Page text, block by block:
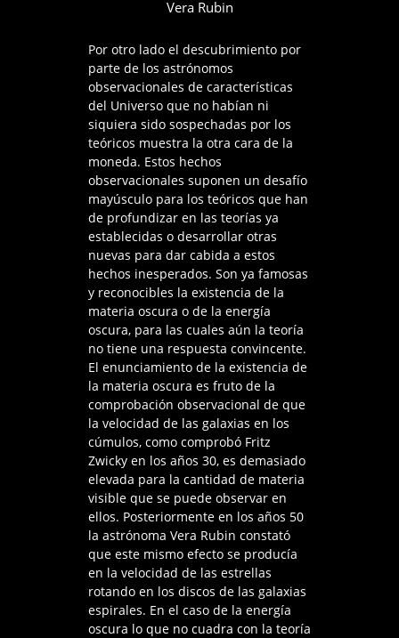
Vera Rubin
Por otro lado el descubrimiento por
parte de los astrónomos
observacionales de características
del Universo que no habían ni
siquiera sido sospechadas por los
teóricos muestra la otra cara de la
moneda. Estos hechos
observacionales suponen un desafío
mayúsculo para los teóricos que han
de profundizar en las teorías ya
establecidas o desarrollar otras
nuevas para dar cabida a estos
hechos inesperados. Son ya famosas
y reconocibles la existencia de la
materia oscura o de la energía
oscura, para las cuales aún la teoría
no tiene una respuesta convincente.
El enunciamiento de la existencia de
la materia oscura es fruto de la
comprobación observacional de que
la velocidad de las galaxias en los
cúmulos, como comprobó Fritz
Zwicky en los años 30, es demasiado
elevada para la cantidad de materia
visible que se puede observar en
ellos. Posteriormente en los años 50
la astrónoma Vera Rubin constató
que este mismo efecto se producía
en la velocidad de las estrellas
rotando en los discos de las galaxias
espirales. En el caso de la energía
oscura lo que no cuadra con la teoría